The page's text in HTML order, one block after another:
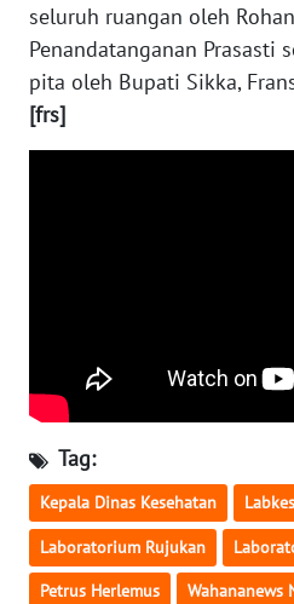
seluruh ruangan oleh
Penandatanganan Prasasti
pita oleh Bupati Sikka,
[frs]
Tag:
Kepala Dinas Kesehatan
Laboratorium Rujukan
Petrus Herlemus Wahananews
WN
SULUT
WN
WN
TOBA
WN
NIAS